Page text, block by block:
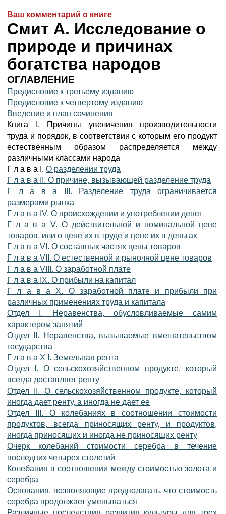
Ваш комментарий о книге
Смит А. Исследование о
природе и причинах
богатства народов
ОГЛАВЛЕНИЕ
Предисловие к третьему изданию
Предисловие к четвертому изданию
Введение и план сочинения
Книга I. Причины увеличения производительности
труда и порядок, в соответствии с которым его продукт
естественным образом распределяется между
различными классами народа
Г л а в а I. О разделении труда
Г л а в а II. О причине, вызывающей разделение труда
Г л а в а III. Разделение труда ограничивается
размерами рынка
Г л а в а IV. О происхождении и употреблении денег
Г л а в а V. О действительной и номинальной цене
товаров, или о цене их в труде и цене их в деньгах
Г л а в а VI. О составных частях цены товаров
Г л а в а VII. О естественной и рыночной цене товаров
Г л а в а VIII. О заработной плате
Г л а в а IX. О прибыли на капитал
Г л а в а X. О заработной плате и прибыли при
различных применениях труда и капитала
Отдел I. Неравенства, обусловливаемые самим
характером занятий
Отдел II. Неравенства, вызываемые вмешательством
государства
Г л а в а X I. Земельная рента
Oтдел I. О сельскохозяйственном продукте, который
всегда доставляет ренту
Отдел II. О сельскохозяйственном продукте, который
иногда дает ренту, а иногда не дает ее
Отдел III. О колебаниях в соотношении стоимости
продуктов, всегда приносящих ренту, и продуктов,
иногда приносящих и иногда не приносящих ренту
Очерк колебаний стоимости серебра в течение
последних четырех столетий
Колебания в соотношении между стоимостью золота и
серебра
Основания, позволяющие предполагать, что стоимость
серебра продолжает уменьшаться